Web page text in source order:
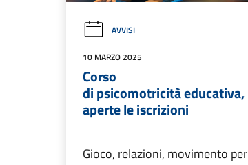
AVVISI
10 MARZO 2025
Corso
di psicomotricità educativa,
aperte le iscrizioni
Gioco, relazioni, movimento per